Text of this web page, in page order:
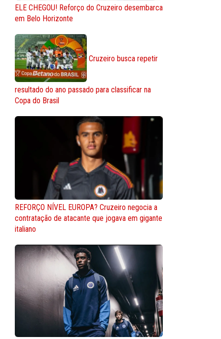
ELE CHEGOU! Reforço do Cruzeiro desembarca
em Belo Horizonte
Cruzeiro busca repetir
resultado do ano passado para classificar na
Copa do Brasil
REFORÇO NÍVEL EUROPA? Cruzeiro negocia a
contratação de atacante que jogava em gigante
italiano